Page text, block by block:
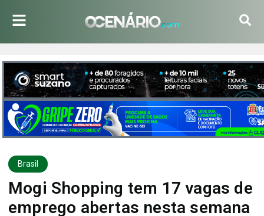
Brasil
Mogi Shopping tem 17 vagas de
emprego abertas nesta semana